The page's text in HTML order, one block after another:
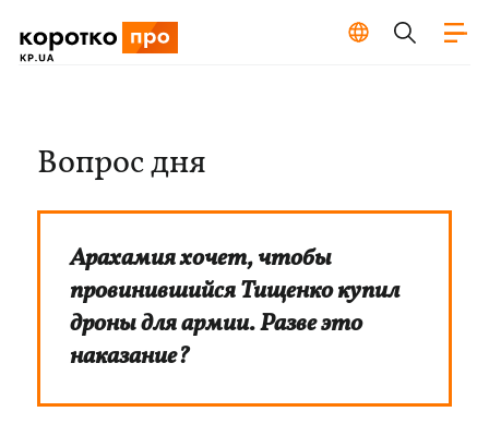
Вопрос дня
Арахамия хочет, чтобы
провинившийся Тищенко купил
дроны для армии. Разве это
наказание?